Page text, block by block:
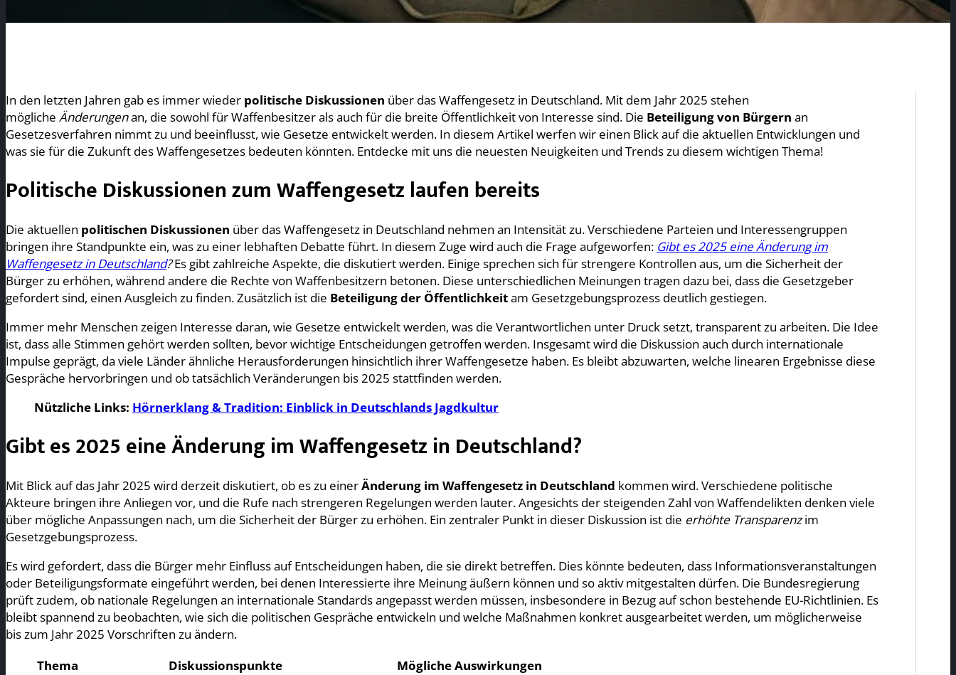
In den letzten Jahren gab es immer wieder politische Diskussionen über das Waffengesetz in Deutschland. Mit dem Jahr 2025 stehen
mögliche Änderungenan, die sowohl für Waffenbesitzer als auch für die breite Öffentlichkeit von Interesse sind. Die Beteiligung von Bürgern an
Gesetzesverfahren nimmt zu und beeinflusst, wie Gesetze entwickelt werden. In diesem Artikel werfen wir einen Blick auf die aktuellen Entwicklungen und
was sie für die Zukunft des Waffengesetzes bedeuten könnten. Entdecke mit uns die neuesten Neuigkeiten und Trends zu diesem wichtigen Thema!
Politische Diskussionen zum Waffengesetz laufen bereits
Die aktuellen politischen Diskussionen über das Waffengesetz in Deutschland nehmen an Intensität zu. Verschiedene Parteien und Interessengruppen
bringen ihre Standpunkte ein, was zu einer lebhaften Debatte führt. In diesem Zuge wird auch die Frage aufgeworfen: Gibt es 2025 eine Änderung im
Waffengesetz in Deutschland?Es gibt zahlreiche Aspekte, die diskutiert werden. Einige sprechen sich für strengere Kontrollen aus, um die Sicherheit der
Bürger zu erhöhen, während andere die Rechte von Waffenbesitzern betonen. Diese unterschiedlichen Meinungen tragen dazu bei, dass die Gesetzgeber
gefordert sind, einen Ausgleich zu finden. Zusätzlich ist die Beteiligung der Öffentlichkeitam Gesetzgebungsprozess deutlich gestiegen.
Immer mehr Menschen zeigen Interesse daran, wie Gesetze entwickelt werden, was die Verantwortlichen unter Druck setzt, transparent zu arbeiten. Die Idee
ist, dass alle Stimmen gehört werden sollten, bevor wichtige Entscheidungen getroffen werden. Insgesamt wird die Diskussion auch durch internationale
Impulse geprägt, da viele Länder ähnliche Herausforderungen hinsichtlich ihrer Waffengesetze haben. Es bleibt abzuwarten, welche linearen Ergebnisse diese
Gespräche hervorbringen und ob tatsächlich Veränderungen bis 2025 stattfinden werden.
Nützliche Links: Hörnerklang & Tradition: Einblick in Deutschlands Jagdkultur
Gibt es 2025 eine Änderung im Waffengesetz in Deutschland?
Mit Blick auf das Jahr 2025 wird derzeit diskutiert, ob es zu einerÄnderung im Waffengesetz in Deutschland kommen wird. Verschiedene politische
Akteure bringen ihre Anliegen vor, und die Rufe nach strengeren Regelungen werden lauter. Angesichts der steigenden Zahl von Waffendelikten denken viele
über mögliche Anpassungen nach, um die Sicherheit der Bürger zu erhöhen. Ein zentraler Punkt in dieser Diskussion ist die erhöhte Transparenzim
Gesetzgebungsprozess.
Es wird gefordert, dass die Bürger mehr Einfluss auf Entscheidungen haben, die sie direkt betreffen. Dies könnte bedeuten, dass Informationsveranstaltungen
oder Beteiligungsformate eingeführt werden, bei denen Interessierte ihre Meinung äußern können und so aktiv mitgestalten dürfen. Die Bundesregierung
prüft zudem, ob nationale Regelungen an internationale Standards angepasst werden müssen, insbesondere in Bezug auf schon bestehende EU-Richtlinien. Es
bleibt spannend zu beobachten, wie sich die politischen Gespräche entwickeln und welche Maßnahmen konkret ausgearbeitet werden, um möglicherweise
bis zum Jahr 2025 Vorschriften zu ändern.
Thema
Diskussionspunkte
Mögliche Auswirkungen